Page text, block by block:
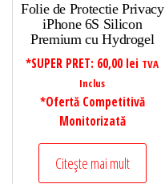
Folie de Protectie Privacy
iPhone 6S Silicon
Premium cu Hydrogel
*SUPER PRET: 60,00 lei TVA
Inclus
*Ofertă Competitivă
Monitorizată
Citește mai mult